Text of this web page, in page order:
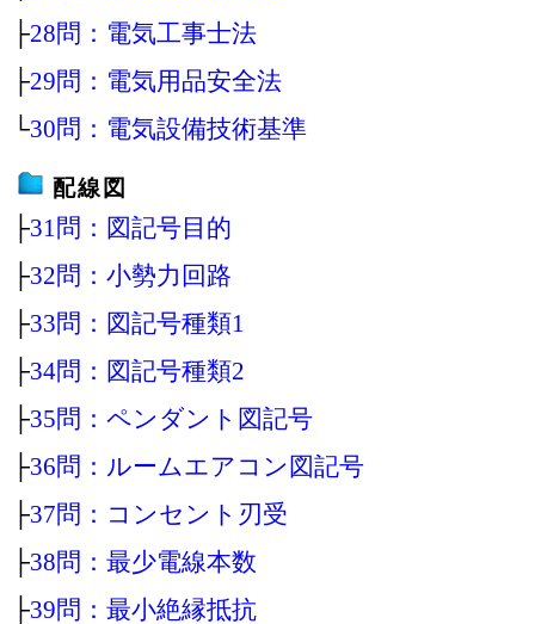
├28問：電気工事士法
├29問：電気用品安全法
└30問：電気設備技術基準
配線図
├31問：図記号目的
├32問：小勢力回路
├33問：図記号種類1
├34問：図記号種類2
├35問：ペンダント図記号
├36問：ルームエアコン図記号
├37問：コンセント刃受
├38問：最少電線本数
├39問：最小絶縁抵抗